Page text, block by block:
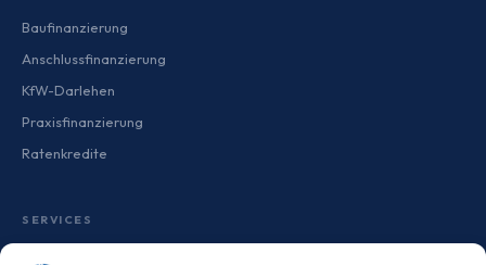
Baufinanzierung
Anschlussfinanzierung
KfW-Darlehen
Praxisfinanzierung
Ratenkredite
SERVICESBaufi-Assistent